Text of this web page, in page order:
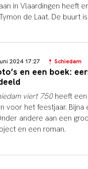
in Vlaardingen heeft
de Laat. De buurt
2024 17:27 Schiedam
en een boek:
viert 750 heeft
voor het feestjaar.
andere aan een
en een roman.